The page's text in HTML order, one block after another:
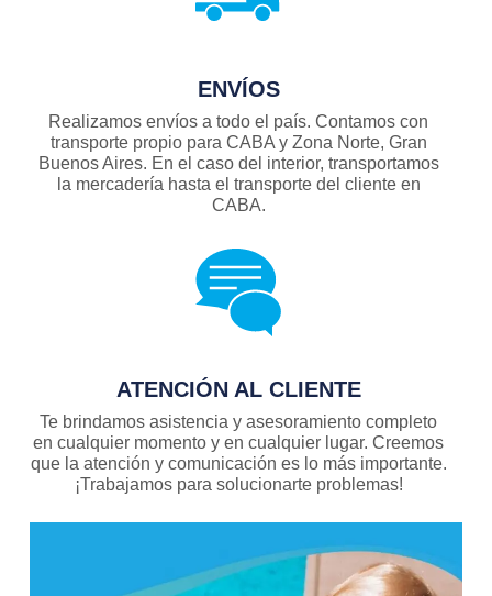
ENVÍOS
Realizamos envíos a todo el país. Contamos con
transporte propio para CABA y Zona Norte, Gran
Buenos Aires. En el caso del interior, transportamos
la mercadería hasta el transporte del cliente en
CABA.
ATENCIÓN AL CLIENTE
Te brindamos asistencia y asesoramiento completo
en cualquier momento y en cualquier lugar. Creemos
que la atención y comunicación es lo más importante.
¡Trabajamos para solucionarte problemas!